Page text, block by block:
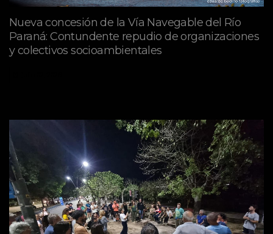
Nueva concesión de la Vía Navegable del Río
Paraná: Contundente repudio de organizaciones
y colectivos socioambientales